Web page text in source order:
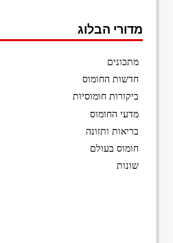
י
מדורי הבלוג
מתכונים
חדשות החומוס
ביקורות חומוסיות
מדעי החומוס
בריאות ותזונה
חומוס בעולם
שונות